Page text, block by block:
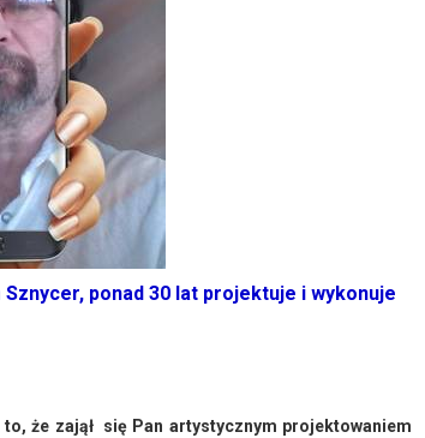
ponad 30 lat projektuje i wykonuje
to, że zajął się Pan artystycznym projektowaniem